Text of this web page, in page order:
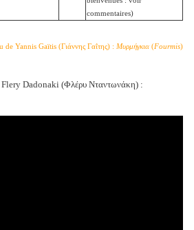
commentaires)
Yannis Gaïtis (Γιάννης Γαΐτης) : Μυρμήγκια (Fourmis)
Dadonaki (Φλέρυ Νταντωνάκη) :